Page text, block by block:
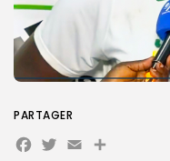
Search
PARTAGER
Facebook
Twitter
Email